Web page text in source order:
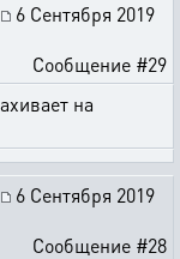
6 Сентября 2019
Сообщение #29
на
6 Сентября 2019
Сообщение #28